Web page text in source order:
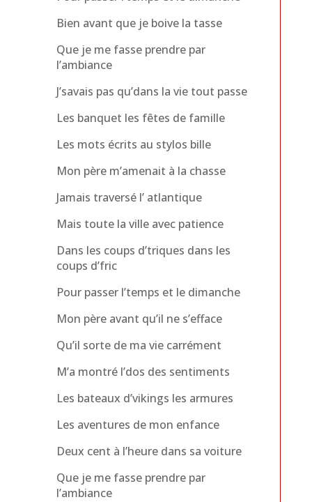
Bien avant que je boive la tasse
Que je me fasse prendre par
l’ambiance
J’savais pas qu’dans la vie tout passe
Les banquet les fêtes de famille
Les mots écrits au stylos bille
Mon père m’amenait à la chasse
Jamais traversé l’ atlantique
Mais toute la ville avec patience
Dans les coups d’triques dans les
coups d’fric
Pour passer l’temps et le dimanche
Mon père avant qu’il ne s’efface
Qu’il sorte de ma vie carrément
M’a montré l’dos des sentiments
Les bateaux d’vikings les armures
Les aventures de mon enfance
Deux cent à l’heure dans sa voiture
Que je me fasse prendre par
l’ambiance